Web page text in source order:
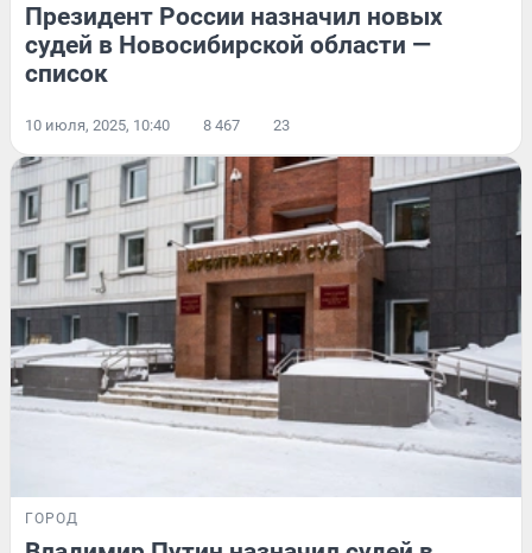
Президент России назначил новых
судей в Новосибирской области —
список
10 июля, 2025, 10:40 8 467 23
ГОРОД